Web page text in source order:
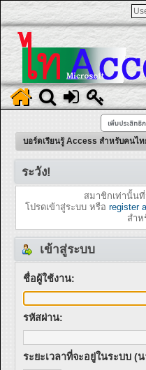
บอร์ดเรียนรู้ Access สำหรับคนไท
ระวัง!
สมาชิกเท่านั้น
โปรดเข้าสู่ระบบ หรือ register
สำ
เข้าสู่ระบบ
ชื่อผู้ใช้งาน:
รหัสผ่าน:
ระยะเวลาที่จะอยู่ในระบบ (